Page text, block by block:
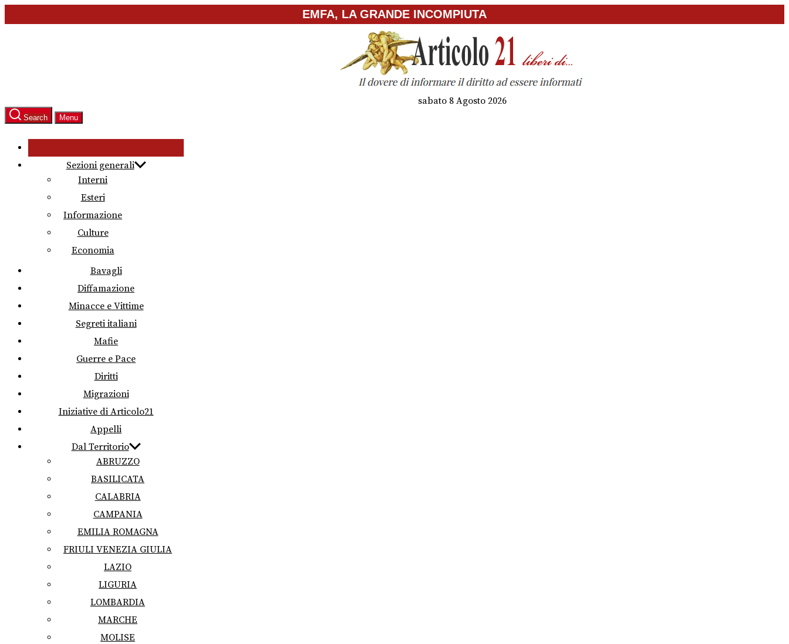
to
EMFA, LA GRANDE INCOMPIUTA
sabato 8 Agosto 2026
Search Menu
Sezioni generali
Interni
Esteri
Informazione
Culture
Economia
Bavagli
Diffamazione
Minacce e Vittime
Segreti italiani
Mafie
Guerre e Pace
Diritti
Migrazioni
Iniziative di Articolo21
Appelli
Dal Territorio
ABRUZZO
BASILICATA
CALABRIA
CAMPANIA
EMILIA ROMAGNA
FRIULI VENEZIA GIULIA
LAZIO
LIGURIA
LOMBARDIA
MARCHE
MOLISE